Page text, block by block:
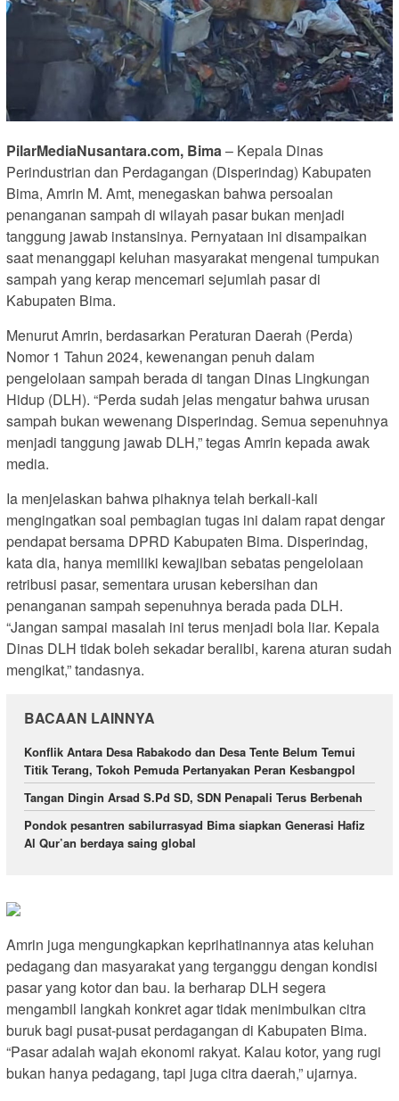
PilarMediaNusantara.com, Bima– Kepala Dinas
Perindustrian dan Perdagangan (Disperindag) Kabupaten
Bima, Amrin M. Amt, menegaskan bahwa persoalan
penanganan sampah di wilayah pasar bukan menjadi
tanggung jawab instansinya. Pernyataan ini disampaikan
saat menanggapi keluhan masyarakat mengenai tumpukan
sampah yang kerap mencemari sejumlah pasar di
Kabupaten Bima.
Menurut Amrin, berdasarkan Peraturan Daerah (Perda)
Nomor 1 Tahun 2024, kewenangan penuh dalam
pengelolaan sampah berada di tangan Dinas Lingkungan
Hidup (DLH). “Perda sudah jelas mengatur bahwa urusan
sampah bukan wewenang Disperindag. Semua sepenuhnya
menjadi tanggung jawab DLH,” tegas Amrin kepada awak
media.
Ia menjelaskan bahwa pihaknya telah berkali-kali
mengingatkan soal pembagian tugas ini dalam rapat dengar
pendapat bersama DPRD Kabupaten Bima. Disperindag,
kata dia, hanya memiliki kewajiban sebatas pengelolaan
retribusi pasar, sementara urusan kebersihan dan
penanganan sampah sepenuhnya berada pada DLH.
“Jangan sampai masalah ini terus menjadi bola liar. Kepala
Dinas DLH tidak boleh sekadar beralibi, karena aturan sudah
mengikat,” tandasnya.
BACAAN LAINNYA
Konflik Antara Desa Rabakodo dan Desa Tente Belum Temui
Titik Terang, Tokoh Pemuda Pertanyakan Peran Kesbangpol
Tangan Dingin Arsad S.Pd SD, SDN Penapali Terus Berbenah
Pondok pesantren sabilurrasyad Bima siapkan Generasi Hafiz
Al Qur’an berdaya saing global
Amrin juga mengungkapkan keprihatinannya atas keluhan
pedagang dan masyarakat yang terganggu dengan kondisi
pasar yang kotor dan bau. Ia berharap DLH segera
mengambil langkah konkret agar tidak menimbulkan citra
buruk bagi pusat-pusat perdagangan di Kabupaten Bima.
“Pasar adalah wajah ekonomi rakyat. Kalau kotor, yang rugi
bukan hanya pedagang, tapi juga citra daerah,” ujarnya.